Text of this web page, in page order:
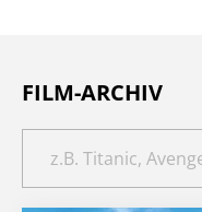
FILM-ARCHIV